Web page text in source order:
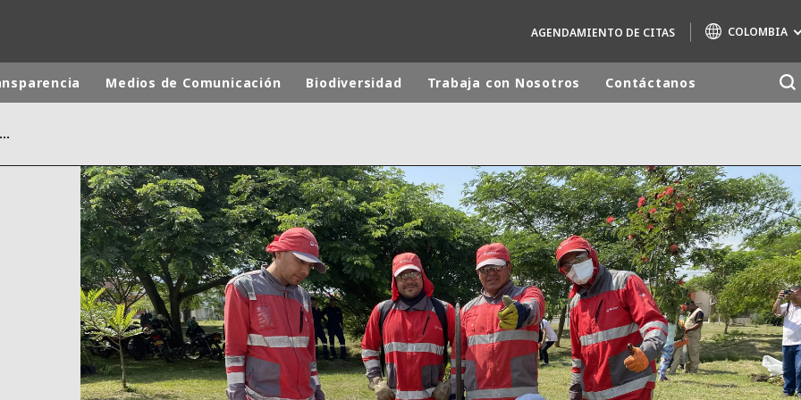
AGENDAMIENTO DE CITAS COLOMBIA
ZELANDA
NORTEAMÉRICA
ÁFRICA Y ORIENTE MEDIO
ÁSIA
AIR QUALITY
ENGINEERING & CONSULTING
HAZARDOUS WASTE EUROPE
INDUSTRIAS SOLUCIONES GLOBALES
NUCLEAR SOLUTIONS
OFIS
SEDE BENELUX
VEOLIA AGRICULTURE
Medios de Comunicación Biodiversidad Trabaja con Nosotros Contáctanos
Responsabilidad Social Corporativa